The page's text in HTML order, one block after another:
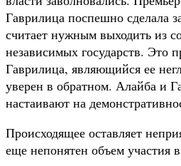
Гаврилица поспешно сделала
считает нужным выходить из
независимых государств. Это
Гаврилица, являющийся ее
уверен в обратном. Алайба и
настаивают на
Происходящее оставляет
еще непонятен объем участия в